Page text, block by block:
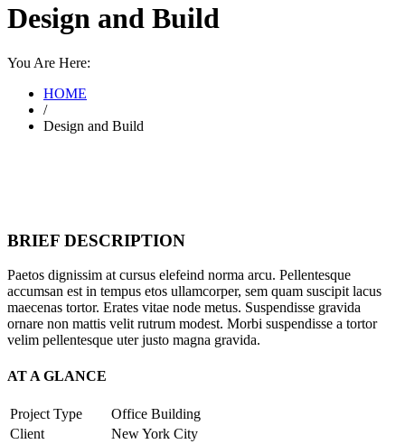
Design and Build
You Are Here:
HOME
/
Design and Build
BRIEF DESCRIPTION
Paetos dignissim at cursus elefeind norma arcu. Pellentesque
accumsan est in tempus etos ullamcorper, sem quam suscipit lacus
maecenas tortor. Erates vitae node metus. Suspendisse gravida
ornare non mattis velit rutrum modest. Morbi suspendisse a tortor
velim pellentesque uter justo magna gravida.
AT A GLANCE
Project Type
Office Building
Client
New York City